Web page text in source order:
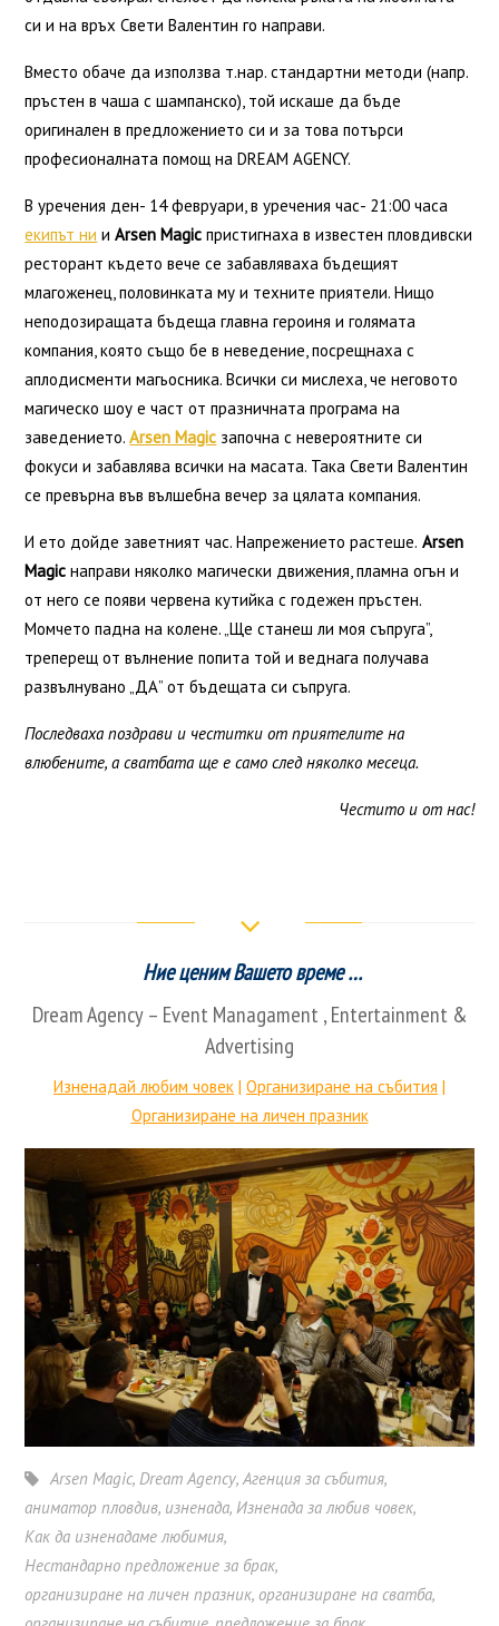
си и на връх Свети Валентин го направи.
Вместо обаче да използва т.нар. стандартни методи (напр.
пръстен в чаша с шампанско), той искаше да бъде
оригинален в предложението си и за това потърси
професионалната помощ на DREAM AGENCY.
В уречения ден- 14 февруари, в уречения час- 21:00 часа
екипът ни иArsen Magic пристигнаха в известен пловдивски
ресторант където вече се забавляваха бъдещият
млагоженец, половинката му и техните приятели. Нищо
неподозиращата бъдеща главна героиня и голямата
компания, която също бе в неведение, посрещнаха с
аплодисменти магьосника. Всички си мислеха, че неговото
магическо шоу е част от празничната програма на
заведението.Arsen Magic започна с невероятните си
фокуси и забавлява всички на масата. Така Свети Валентин
се превърна във вълшебна вечер за цялата компания.
И ето дойде заветният час. Напрежението растеше. Arsen
Magic направи няколко магически движения, пламна огън и
от него се появи червена кутийка с годежен пръстен.
Момчето падна на колене. „Ще станеш ли моя съпруга”,
треперещ от вълнение попита той и веднага получава
развълнувано „ДА” от бъдещата си съпруга.
Последваха поздрави и честитки от приятелите на
влюбените, а сватбата ще е само след няколко месеца.
Честито и от нас!
Ние ценим Вашето време …
Dream Agency – Event Managament, Entertainment &
Advertising
Изненадай любим човек | Организиране на събития |
Организиране на личен празник
Arsen Magic,Dream Agency,Агенция за събития,
аниматор пловдив, изненада,Изненада за любив човек,
Как да изненадаме любимия,
Нестандарно предложение за брак,
организиране на личен празник, организиране на сватба,